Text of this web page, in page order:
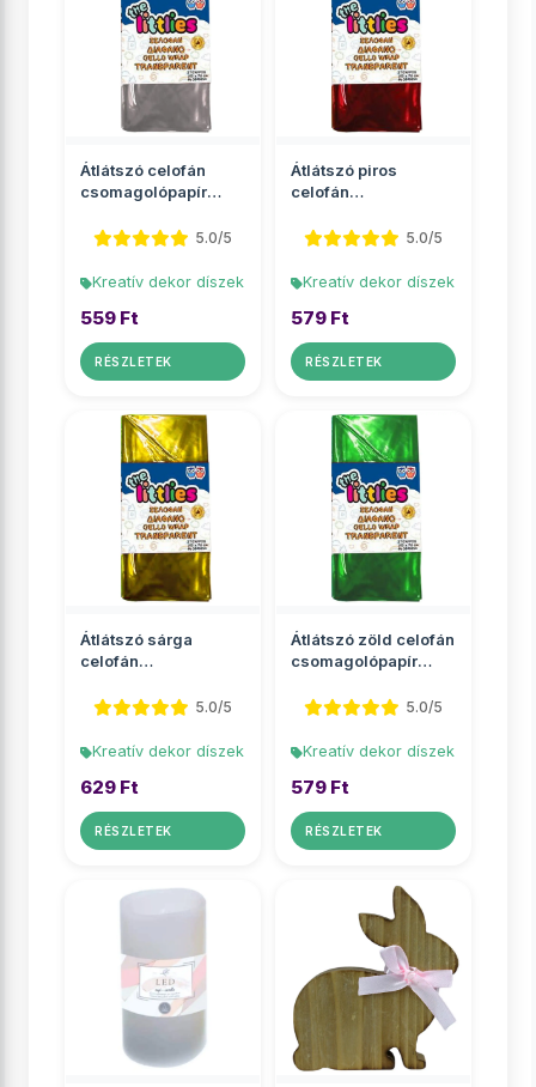
Átlátszó celofán
csomagolópapír
5.0/5
Kreatív dekor díszek
559 Ft
RÉSZLETEK
Átlátszó piros
celofán
70x100cm 2 ív 5.0/5
Kreatív dekor díszek
579 Ft
RÉSZLETEK
Átlátszó sárga
celofán
70x100cm 2 ív 5.0/5
Kreatív dekor díszek
629 Ft
RÉSZLETEK
Átlátszó zöld celofán
csomagolópapír
5.0/5
Kreatív dekor díszek
579 Ft
RÉSZLETEK